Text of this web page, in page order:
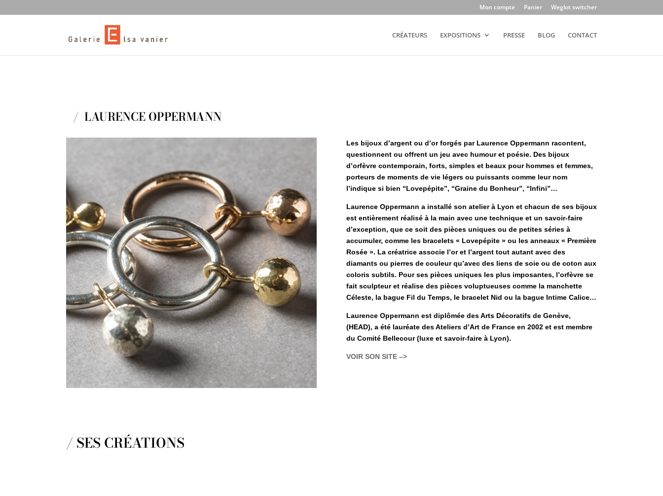
Mon compte Panier Weglot switcher
CRÉATEURS EXPOSITIONS PRESSE BLOG CONTACT
/ LAURENCE OPPERMANN
Les bijoux d’argent ou d’or forgés par Laurence Oppermann racontent,
questionnent ou offrent un jeu avec humour et poésie. Des bijoux
d’orfèvre contemporain, forts, simples et beaux pour hommes et femmes,
porteurs de moments de vie légers ou puissants comme leur nom
l’indique si bien “Lovepépite”, “Graine du Bonheur”, “Infini”…
Laurence Oppermann a installé son atelier à Lyon et chacun de ses bijoux
est entièrement réalisé à la main avec une technique et un savoir-faire
d’exception, que ce soit des pièces uniques ou de petites séries à
accumuler, comme les bracelets « Lovepépite » ou les anneaux « Première
Rosée ». La créatrice associe l’or et l’argent tout autant avec des
diamants ou pierres de couleur qu’avec des liens de soie ou de coton aux
coloris subtils. Pour ses pièces uniques les plus imposantes, l’orfèvre se
fait sculpteur et réalise des pièces voluptueuses comme la manchette
Céleste, la bague Fil du Temps, le bracelet Nid ou la bague Intime Calice…
Laurence Oppermann est diplômée des Arts Décoratifs de Genève,
(HEAD), a été lauréate des Ateliers d’Art de France en 2002 et est membre
du Comité Bellecour (luxe et savoir-faire à Lyon).
VOIR SON SITE –>
/ SES CRÉATIONS